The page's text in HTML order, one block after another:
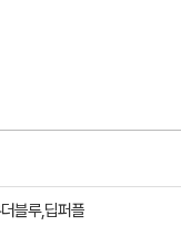
블루,딥퍼플